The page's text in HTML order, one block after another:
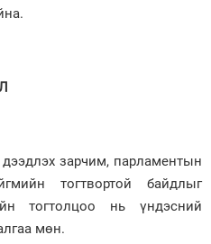
зарчим, парламентын
тогтвортой байдлыг
тогтолцоо нь үндэсний
мөн.